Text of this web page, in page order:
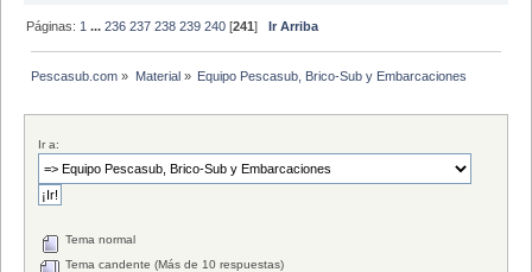
Páginas: 1 ...236 237 238 239 240 [241]Ir Arriba
Pescasub.com » Material» Equipo Pescasub, Brico-Sub y Embarcaciones
Ir a:
Tema normal
Tema candente (Más de 10 respuestas)